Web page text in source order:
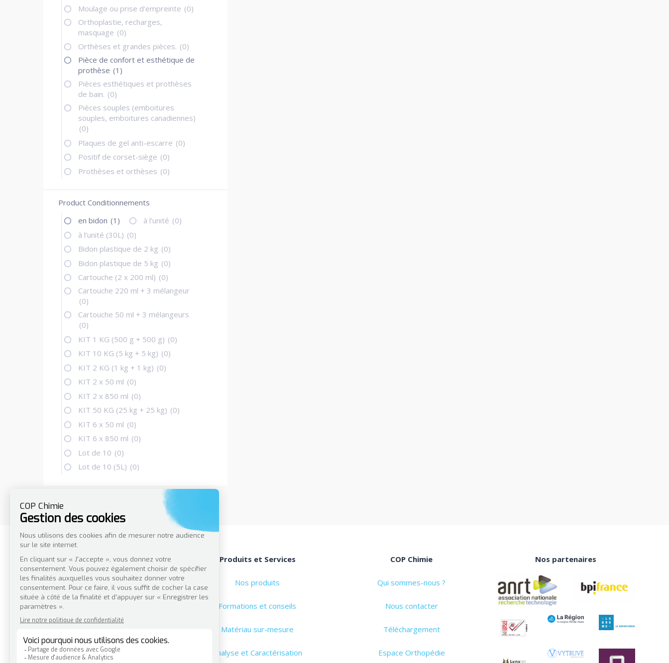
Moulage ou prise d'empreinte (0)
Orthoplastie, recharges,
masquage (0)
Orthèses et grandes pièces. (0)
Pièce de confort et esthétique de
prothèse (1)
Pièces esthétiques et prothèses
de bain. (0)
Pièces souples (emboitures
souples, emboitures canadiennes)
(0)
Plaques de gel anti-escarre (0)
Positif de corset-siège (0)
Prothèses et orthèses (0)
Product Conditionnements
en bidon (1) à l’unité (0)
à l’unité (30L) (0)
Bidon plastique de 2 kg (0)
Bidon plastique de 5 kg (0)
Cartouche (2 x 200 ml) (0)
Cartouche 220 ml + 3 mélangeur
(0)
Cartouche 50 ml + 3 mélangeurs
(0)
KIT 1 KG (500 g + 500 g) (0)
KIT 10 KG (5 kg + 5 kg) (0)
KIT 2 KG (1 kg + 1 kg) (0)
KIT 2 x 50 ml (0)
KIT 2 x 850 ml (0)
KIT 50 KG (25 kg + 25 kg) (0)
KIT 6 x 50 ml (0)
KIT 6 x 850 ml (0)
Lot de 10 (0)
Lot de 10 (5L) (0)
Nous contacter
Produits et Services
Nos produits
Formations et conseils
Matériau sur-mesure
Analyse et Caractérisation
COP Chimie
Qui sommes-nous ?
Nous contacter
Téléchargement
Espace Orthopédie
Nos partenaires